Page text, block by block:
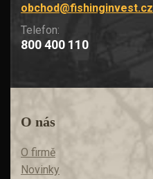
obchod@fishinginvest.cz
Telefon:
800 400 110
O nás
O firmě
Novinky